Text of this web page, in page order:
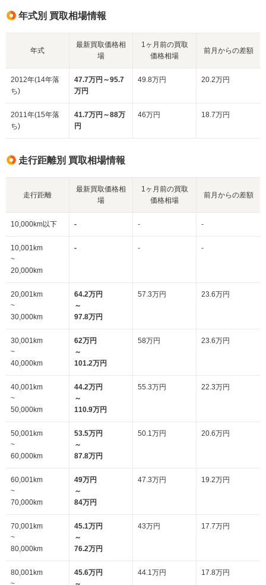
年式別 買取相場情報
年式
最新買取価格相
場
1ヶ月前の買取
価格相場
前月からの差額
2012年(14年落
ち)
47.7万円～95.7
万円
49.8万円 20.2万円
2011年(15年落
ち)
41.7万円～88万
円
46万円 18.7万円
走行距離別 買取相場情報
走行距離
最新買取価格相
場
1ヶ月前の買取
価格相場
前月からの差額
10,000km以下 - - -
10,001km
~
20,000km
- - -
20,001km
~
30,000km
64.2万円
～
97.8万円
57.3万円 23.6万円
30,001km
~
40,000km
62万円
～
101.2万円
58万円 23.6万円
40,001km
~
50,000km
44.2万円
～
110.9万円
55.3万円 22.3万円
50,001km
~
60,000km
53.5万円
～
87.8万円
50.1万円 20.6万円
60,001km
~
70,000km
49万円
～
84万円
47.3万円 19.2万円
70,001km
~
80,000km
45.1万円
～
76.2万円
43万円 17.7万円
80,001km
45.6万円
44.1万円 17.8万円